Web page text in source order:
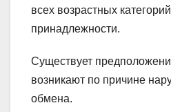
всех возрастных
принадлежности.
Существует
возникают по причине
обмена.